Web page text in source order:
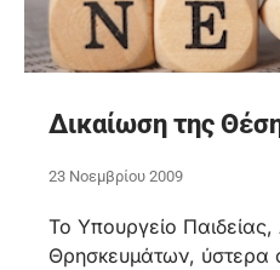
Δικαίωση της
23 Νοεμβρίου 2009
Το Υπουργείο
Θρησκευμάτων, ύστερα